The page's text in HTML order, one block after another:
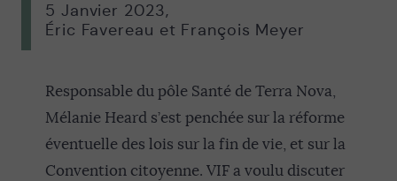
5 Janvier 2023,
Éric Favereau et François Meyer
Responsable du pôle Santé de Terra Nova,
Mélanie Heard s’est penchée sur la réforme
éventuelle des lois sur la fin de vie, et sur la
Convention citoyenne. VIF a voulu discuter